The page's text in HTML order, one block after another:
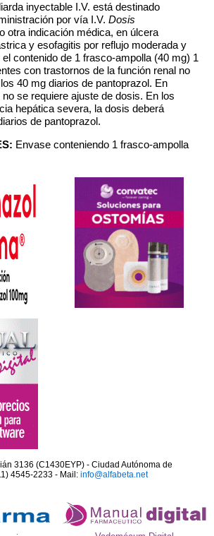
inyectable I.V. está destinado
por vía I.V. Dosis
otra indicación médica, en úlcera
y esofagitis por reflujo moderada y
contenido de 1 frasco-ampolla (40 mg) 1
con trastornos de la función renal no
40 mg diarios de pantoprazol. En
se requiere ajuste de dosis. En los
hepática severa, la dosis deberá
de pantoprazol.
Envase conteniendo 1 frasco-ampolla
3136 (C1430EYP) - Ciudad Autónoma de
4545-2233 - Mail: info@alfabeta.net